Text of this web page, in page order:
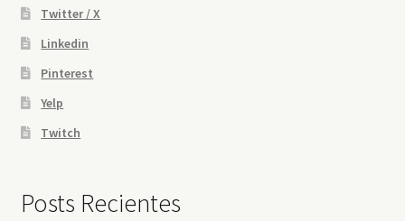
Twitter / X
Linkedin
Pinterest
Yelp
Twitch
Posts Recientes